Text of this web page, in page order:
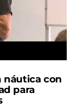
náutica con
para